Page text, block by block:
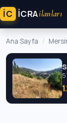
İC ICRAilanları
Ana Sayfa